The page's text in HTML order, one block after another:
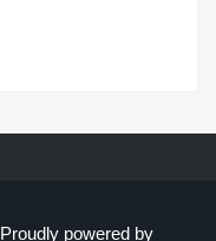
Proudly powered by